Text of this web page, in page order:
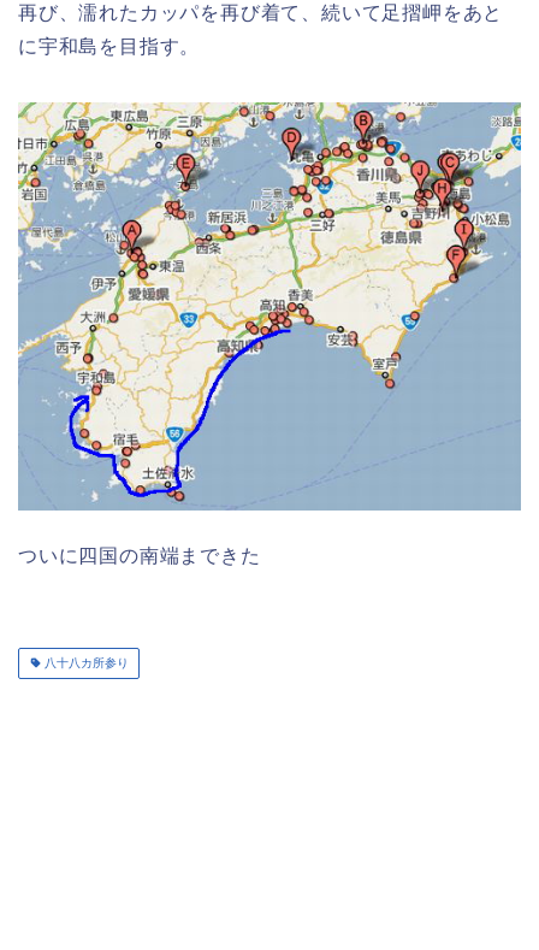
再び、濡れたカッパを再び着て、続いて足摺岬をあと
に宇和島を目指す。
ついに四国の南端まできた
八十八カ所参り